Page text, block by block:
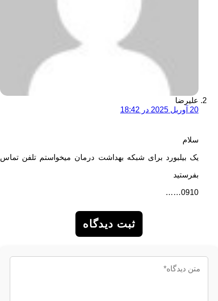
علیرضا
20 آوریل 2025 در 18:42
سلام
یک بیلبورد برای شبکه بهداشت درمان میخواستم تلفن تماس
بفرستید
0910……
ثبت دیدگاه